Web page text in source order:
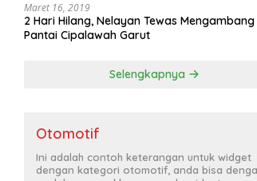
Maret 16, 2019
2 Hari Hilang, Nelayan Tewas
Pantai Cipalawah Garut
Selengkapnya
Otomotif
Ini adalah contoh keterangan untuk widget
dengan kategori otomotif, anda bisa